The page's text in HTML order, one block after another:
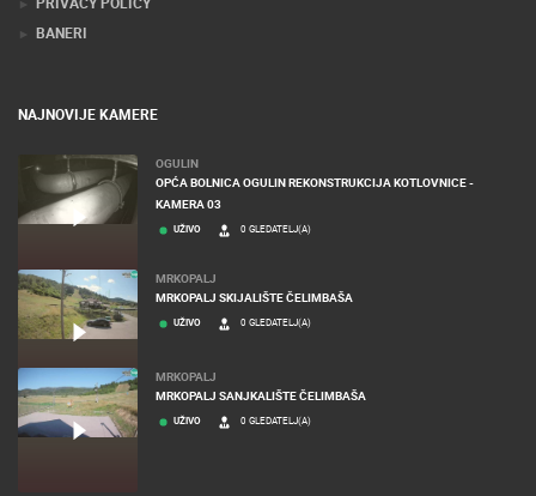
BANERI
NAJNOVIJE KAMERE
OGULIN
OPĆA BOLNICA OGULIN REKONSTRUKCIJA KOTLOVNICE -
KAMERA 03
UŽIVO 0 GLEDATELJ(A)
MRKOPALJ
MRKOPALJ SKIJALIŠTE ČELIMBAŠA
UŽIVO 0 GLEDATELJ(A)
MRKOPALJ
MRKOPALJ SANJKALIŠTE ČELIMBAŠA
UŽIVO 0 GLEDATELJ(A)